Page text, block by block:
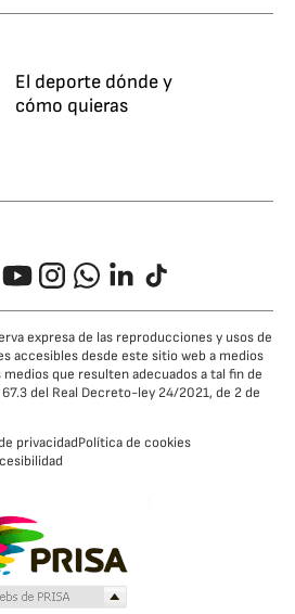
El deporte dónde y
cómo quieras
YouTubeInstagramWhatsappLinkedIn
TikTok
expresa de las reproducciones y usos de
accesibles desde este sitio web a medios
que resulten adecuados a tal fin de
del Real Decreto-ley 24/2021, de 2 de
privacidadPolítica de cookies